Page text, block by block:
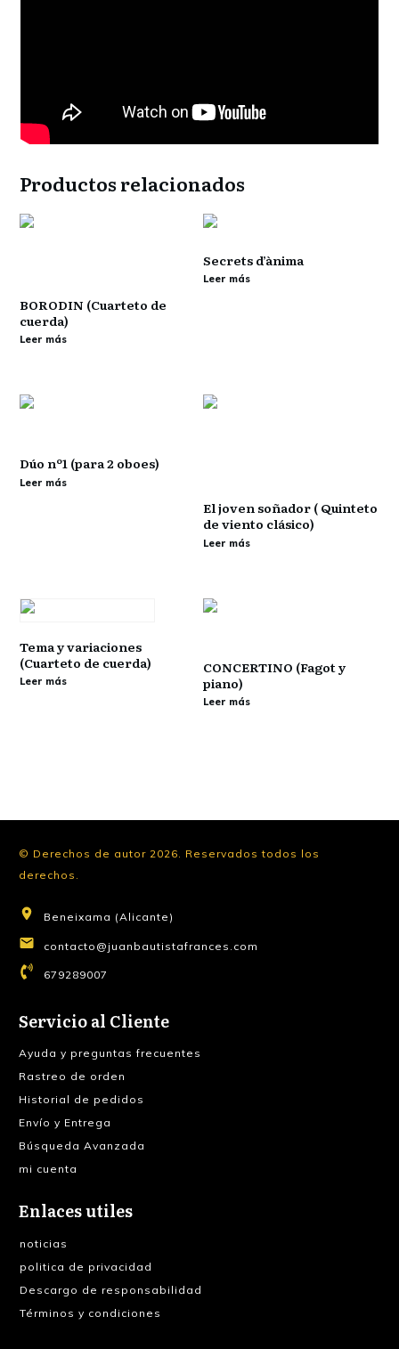
Productos relacionados
BORODIN (Cuarteto de
cuerda)
Leer más
Secrets d’ànima
Leer más
Dúo nº1 (para 2 oboes)
Leer más
El joven soñador ( Quinteto
de viento clásico)
Leer más
Tema y variaciones
(Cuarteto de cuerda)
Leer más
CONCERTINO (Fagot y
piano)
Leer más
© Derechos de autor 2026
Reservados todos los
derechos.
Beneixama (Alicante)
contacto@juanbautistafrances.com
679289007
Servicio al Cliente
Ayuda y preguntas frecuentes
Rastreo de orden
Historial de pedidos
Envío y Entrega
Búsqueda Avanzada
mi cuenta
Enlaces utiles
noticias
politica de privacidad
Descargo de responsabilidad
Términos y condiciones